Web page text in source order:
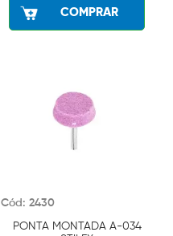
COMPRAR
Cód: 2430
PONTA MONTADA A-034